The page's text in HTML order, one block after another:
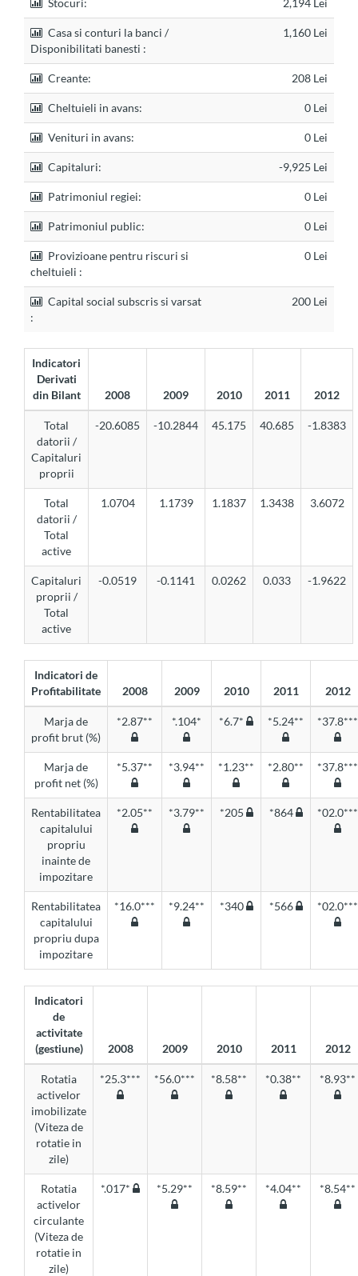
Stocuri: 2,194 Lei
Casa si conturi la banci /
Disponibilitati banesti :
1,160 Lei
Creante: 208 Lei
Cheltuieli in avans: 0 Lei
Venituri in avans: 0 Lei
Capitaluri: -9,925 Lei
Patrimoniul regiei: 0 Lei
Patrimoniul public: 0 Lei
Provizioane pentru riscuri si
cheltuieli :
0 Lei
Capital social subscris si varsat
:
200 Lei
Indicatori
Derivati
din Bilant
2008 2009 2010 2011 2012
Total
datorii /
Capitaluri
proprii
-20.6085 -10.2844 45.175 40.685 -1.8383
Total
datorii /
Total
active
1.0704 1.1739 1.1837 1.3438 3.6072
Capitaluri
proprii /
Total
active
-0.0519 -0.1141 0.0262 0.033 -1.9622
Indicatori de
Profitabilitate
2008 2009 2010 2011 2012
Marja de
profit brut (%)
*2.87** *.104* *6.7* *5.24** *37.8***
Marja de
profit net (%)
*5.37** *3.94** *1.23** *2.80** *37.8***
Rentabilitatea
capitalului
propriu
inainte de
impozitare
*2.05** *3.79** *205 *864 *02.0***
Rentabilitatea
capitalului
propriu dupa
impozitare
*16.0*** *9.24** *340 *566 *02.0***
Indicatori
de
activitate
(gestiune)
2008 2009 2010 2011 2012
Rotatia
activelor
imobilizate
(Viteza de
rotatie in
zile)
*25.3*** *56.0*** *8.58** *0.38** *8.93**
Rotatia
activelor
circulante
(Viteza de
rotatie in
zile)
*.017* *5.29** *8.59** *4.04** *8.54**